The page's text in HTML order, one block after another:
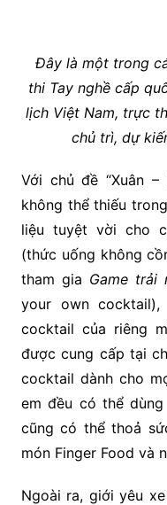
Đây là một trong
thi Tay nghề cấp
lịch Việt Nam, trực
chủ trì, dự
Với chủ đề “Xuân
không thể thiếu
liệu tuyệt vời cho
(thức uống không
tham gia Game trải
your own
cocktail của riêng
được cung cấp tại
cocktail dành cho
em đều có thể
cũng có thể thoả
món Finger Food và
Ngoài ra, giới yêu